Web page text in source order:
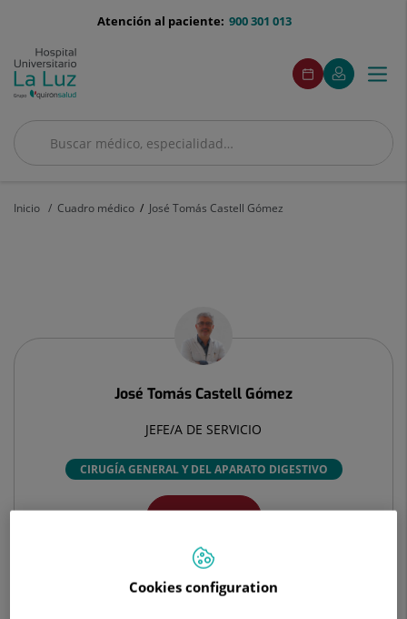
menu-
900 301 013
Atención al paciente:
Buscar
Buscar
menu
acceso
Pedir
cita
Este
enlace
se
una
Mi
Quirónsalud
Este
enlace
se
una
ventana
Menú
Inicio Cuadro médico José Tomás Castell Gómez
Castell
José TomásCastell Gómez
JEFE/A DE SERVICIO
CIRUGÍA GENERAL Y DEL APARATO DIGESTIVO
Pedir cita
Pide cita con este profesional en otros hospitales:
Cookies configuration